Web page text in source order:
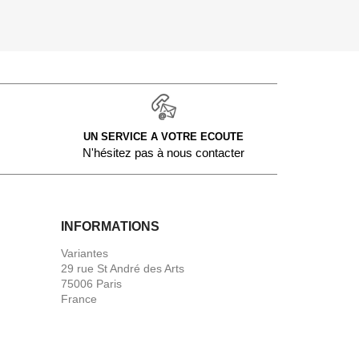
UN SERVICE A VOTRE ECOUTE
N'hésitez pas à nous contacter
INFORMATIONS
Variantes
29 rue St André des Arts
75006 Paris
France